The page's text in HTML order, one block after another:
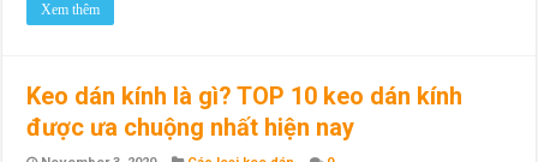
Xem thêm
Keo dán kính là gì? TOP 10 keo dán kính
được ưa chuộng nhất hiện nay